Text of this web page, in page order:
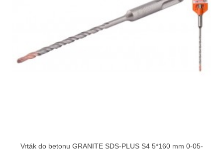
Vrták do betonu GRANITE SDS-PLUS S4 5*160 mm 0-05-